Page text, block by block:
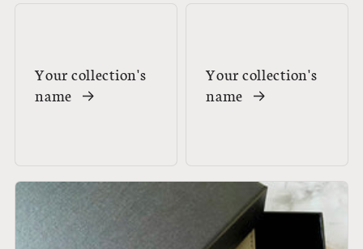
Your collection's
name
Your collection's
name